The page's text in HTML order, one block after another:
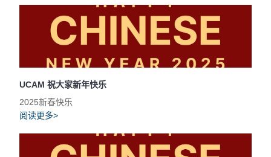
UCAM 祝大家新年快乐
2025新春快乐
阅读更多>